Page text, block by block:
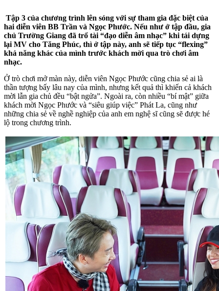
Tập 3 của chương trình lên sóng với sự tham gia đặc biệt của
hai diễn viên BB Trần và Ngọc Phước. Nếu như ở tập đầu, gia
chủ Trường Giang đã trổ tài “đạo diễn âm nhạc” khi tái dựng
lại MV cho Tăng Phúc, thì ở tập này, anh sẽ tiếp tục “flexing”
khả năng khác của mình trước khách mời qua trò chơi âm
nhạc.
Ở trò chơi mở màn này, diễn viên Ngọc Phước cũng chia sẻ ai là
thần tượng bấy lâu nay của mình, nhưng kết quả thì khiến cả khách
mời lẫn gia chủ đều “bật ngửa”. Ngoài ra, còn nhiều “bí mật” giữa
khách mời Ngọc Phước và “siêu giúp việc” Phát La, cũng như
những chia sẻ về nghề nghiệp của anh em nghệ sĩ cũng sẽ được hé
lộ trong chương trình.